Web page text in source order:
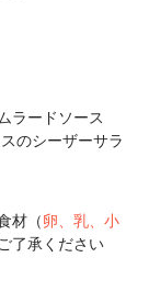
ラードソース
のシーザーサラ
材（卵、乳、小
了承ください